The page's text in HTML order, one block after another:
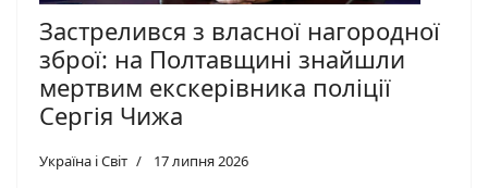
Застрелився з власної нагородної
зброї: на Полтавщині знайшли
мертвим екскерівника поліції
Сергія Чижа
Україна і Світ 17 липня 2026